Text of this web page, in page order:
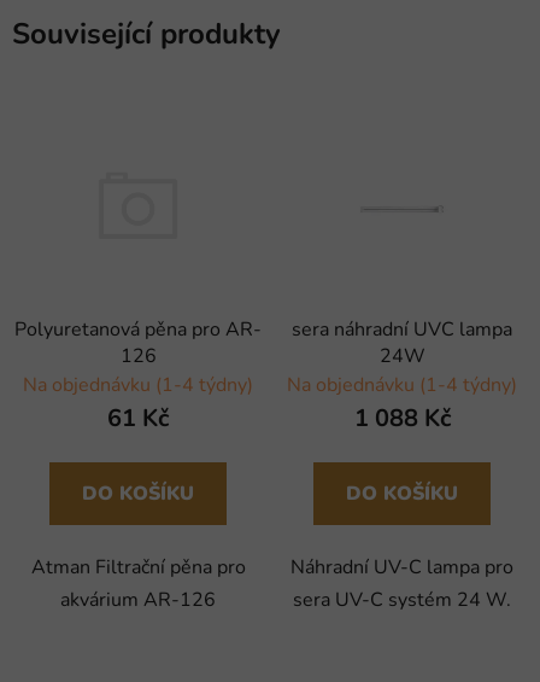
Související produkty
Polyuretanová pěna pro AR-
126
Na objednávku (1-4 týdny)
61 Kč
DO KOŠÍKU
Atman Filtrační pěna pro
akvárium AR-126
sera náhradní UVC lampa
24W
Na objednávku (1-4 týdny)
1 088 Kč
DO KOŠÍKU
Náhradní UV-C lampa pro
sera UV-C systém 24 W.